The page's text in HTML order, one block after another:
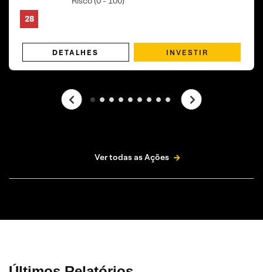
Ver todas as Ações
28
DETALHES INVESTIR